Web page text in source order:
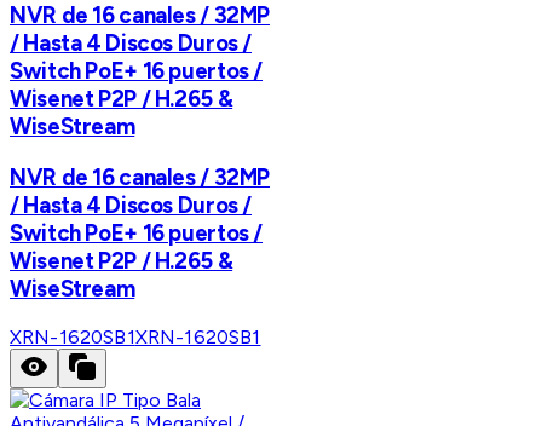
NVR de 16 canales / 32MP
/ Hasta 4 Discos Duros /
Switch PoE+ 16 puertos /
Wisenet P2P / H.265 &
WiseStream
NVR de 16 canales / 32MP
/ Hasta 4 Discos Duros /
Switch PoE+ 16 puertos /
Wisenet P2P / H.265 &
WiseStream
XRN-1620SB1XRN-1620SB1